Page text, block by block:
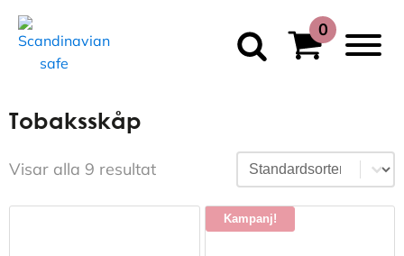
Tobaksskåp
Visar alla 9 resultat Sortering
Sort content
Kampanj!